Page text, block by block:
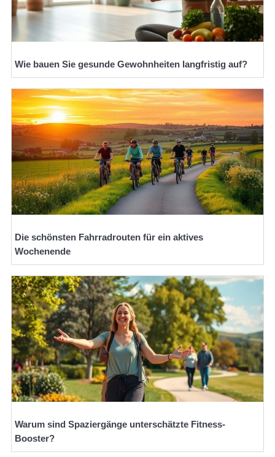
Wie bauen Sie gesunde Gewohnheiten langfristig auf?
Die schönsten Fahrradrouten für ein aktives
Wochenende
Warum sind Spaziergänge unterschätzte Fitness-
Booster?